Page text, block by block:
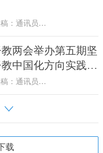
供稿：通讯员 景健美
两会举办第五期坚
中国化方向实践能
供稿：通讯员 王建春 摄影：史爱梅
载